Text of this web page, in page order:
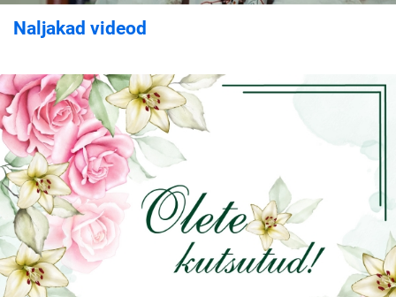
Naljakad videod